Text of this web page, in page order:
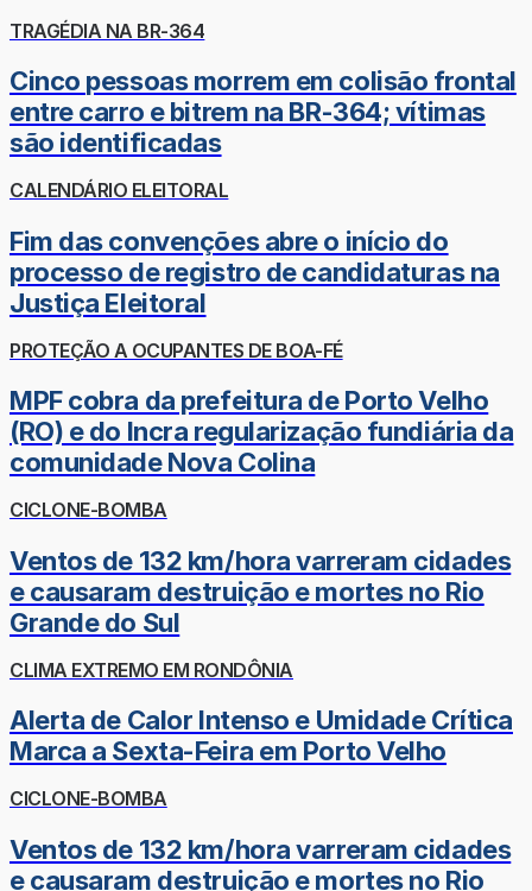
TRAGÉDIA NA BR-364
Cinco pessoas morrem em colisão frontal
entre carro e bitrem na BR-364; vítimas
são identificadas
CALENDÁRIO ELEITORAL
Fim das convenções abre o início do
processo de registro de candidaturas na
Justiça Eleitoral
PROTEÇÃO A OCUPANTES DE BOA-FÉ
MPF cobra da prefeitura de Porto Velho
(RO) e do Incra regularização fundiária da
comunidade Nova Colina
CICLONE-BOMBA
Ventos de 132 km/hora varreram cidades
e causaram destruição e mortes no Rio
Grande do Sul
CLIMA EXTREMO EM RONDÔNIA
Alerta de Calor Intenso e Umidade Crítica
Marca a Sexta-Feira em Porto Velho
CICLONE-BOMBA
Ventos de 132 km/hora varreram cidades
e causaram destruição e mortes no Rio